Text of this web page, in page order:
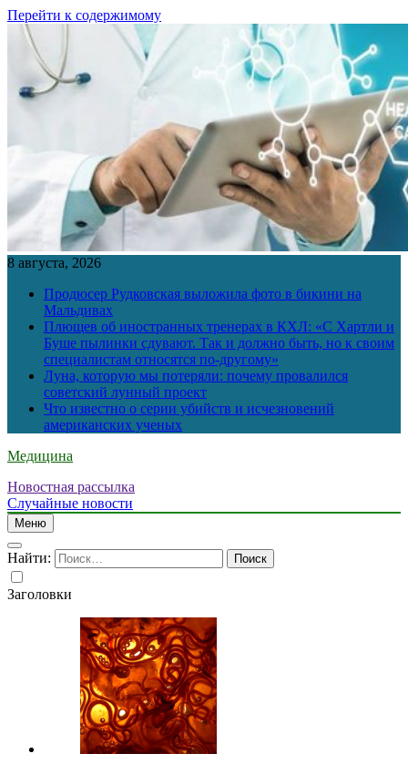
Перейти к содержимому
8 августа, 2026
Продюсер Рудковская выложила фото в бикини на
Мальдивах
Плющев об иностранных тренерах в КХЛ: «С Хартли и
Буше пылинки сдувают. Так и должно быть, но к своим
специалистам относятся по-другому»
Луна, которую мы потеряли: почему провалился
советский лунный проект
Что известно о серии убийств и исчезновений
американских ученых
Медицина
Новостная рассылка
Случайные новости
Меню
Найти:
Заголовки